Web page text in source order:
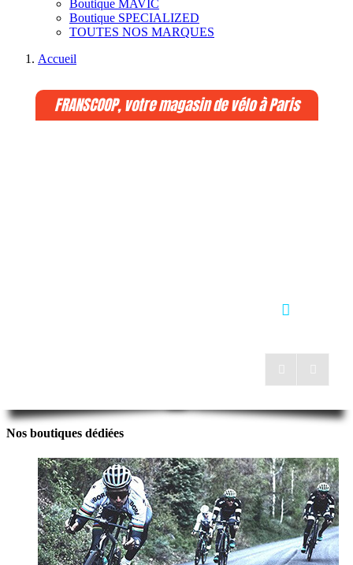
Boutique MAVIC
Boutique SPECIALIZED
TOUTES NOS MARQUES
Accueil
FRANSCOOP, votre magasin de vélo à Paris
Nos boutiques dédiées